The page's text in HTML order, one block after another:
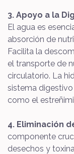
3. Apoyo a la
El agua es
absorción de
Facilita la
el transporte de
circulatorio. La
sistema
como el
4. Eliminación
componente
desechos y